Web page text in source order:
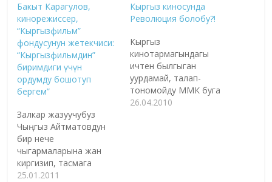
Бакыт Карагулов,
кинорежиссер,
“Кыргызфильм”
фондусунун жетекчиси:
“Кыргызфильмдин”
биримдиги үчүн
ордумду бошотуп
бергем”
Залкар жазуучубуз
Чыңгыз Айтматовдун
бир нече
чыгармаларына жан
киргизип, тасмага
айландырган Төлөмүш
25.01.2011
Кыргыз киносунда
Революция болобу?!
Кыргыз
кинотармагындагы
ичтен былгыган
уурдамай, талап-
тономойду ММК буга
чейин да жарыялап
26.04.2010